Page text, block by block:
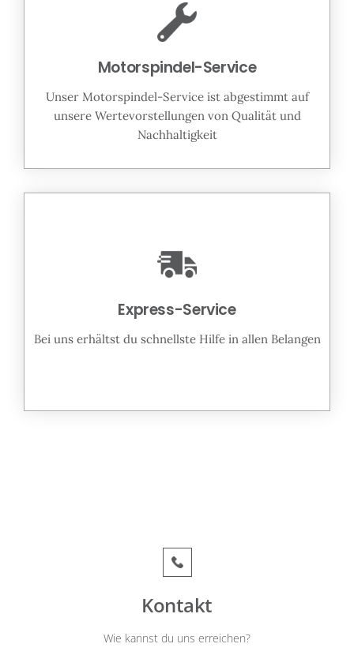
Motorspindel-Service
Unser Motorspindel-Service ist abgestimmt auf
unsere Wertevorstellungen von Qualität und
Nachhaltigkeit
Express-Service
Bei uns erhältst du schnellste Hilfe in allen Belangen
Kontakt
Wie kannst du uns erreichen?